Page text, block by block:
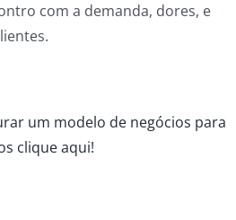
com a demanda, dores, e
um modelo de negócios para
clique aqui!